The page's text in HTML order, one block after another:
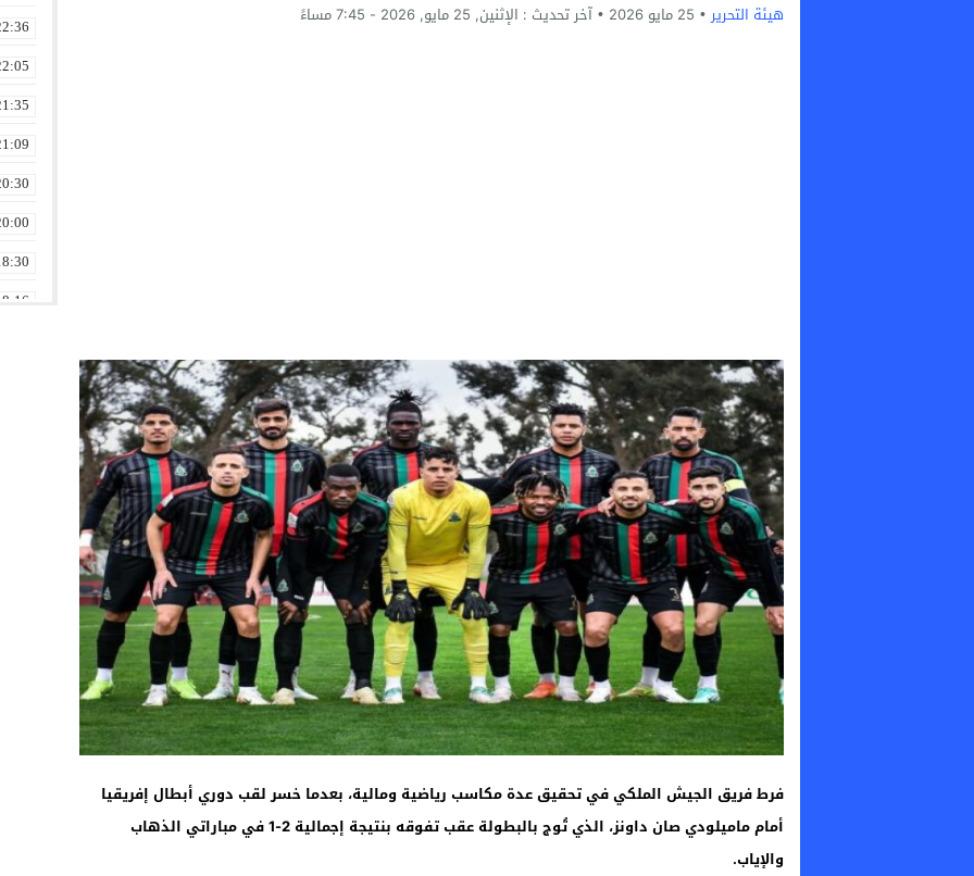
هيئة التحرير 25 مايو 2026 آخر تحديث : الإثنين, 25 مايو, 2026 - 7:45 مساءً
فرط فريق الجيش الملكي في تحقيق عدة مكاسب رياضية ومالية، بعدما خسر لقب دوري أبطال إفريقيا
أمام ماميلودي صان داونز، الذي تُوج بالبطولة عقب تفوقه بنتيجة إجمالية 2-1 في مباراتي الذهاب
والإياب.